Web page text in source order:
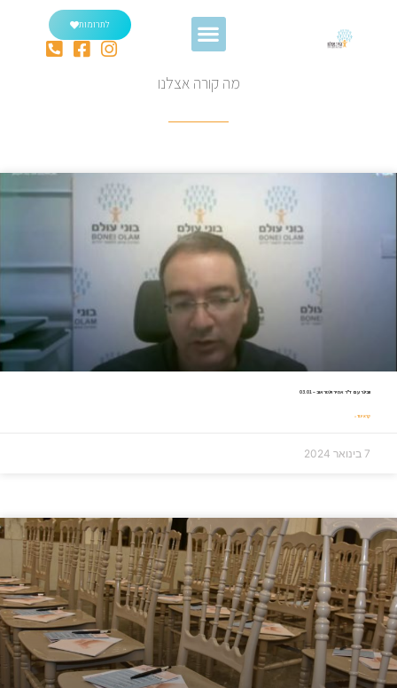
לתרומות
מה קורה אצלנו
וובינר עם ד"ר אמיר וינטראוב – 03.01
קרא עוד »
7 בינואר 2024